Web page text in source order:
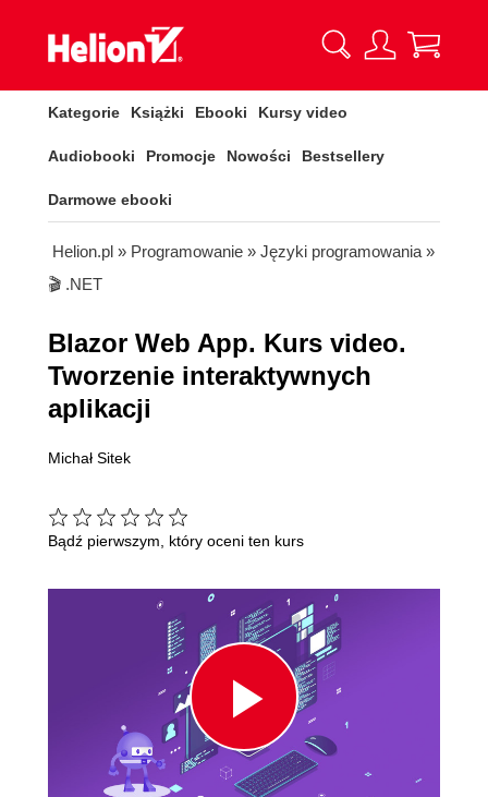
Kategorie Książki Ebooki Kursy video
Audiobooki Promocje Nowości Bestsellery
Darmowe ebooki
Helion.pl » Programowanie » Języki programowania »
🎬 .NET
Blazor Web App. Kurs video.
Tworzenie interaktywnych
aplikacji
Michał Sitek
Bądź pierwszym, który oceni ten kurs
Play